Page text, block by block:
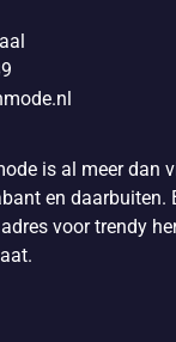
is al meer dan
en daarbuiten.
voor trendy